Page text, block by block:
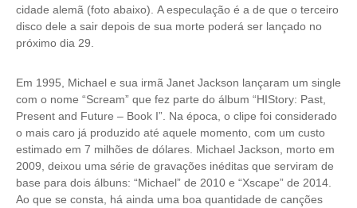
cidade alemã (foto abaixo). A especulação é a de que o terceiro
disco dele a sair depois de sua morte poderá ser lançado no
próximo dia 29.
Em 1995, Michael e sua irmã Janet Jackson lançaram um single
com o nome “Scream” que fez parte do álbum “HIStory: Past,
Present and Future – Book I”. Na época, o clipe foi considerado
o mais caro já produzido até aquele momento, com um custo
estimado em 7 milhões de dólares. Michael Jackson, morto em
2009, deixou uma série de gravações inéditas que serviram de
base para dois álbuns: “Michael” de 2010 e “Xscape” de 2014.
Ao que se consta, há ainda uma boa quantidade de canções